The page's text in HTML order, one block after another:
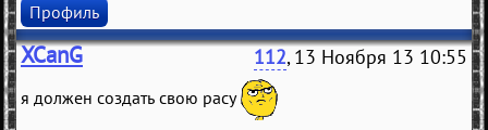
Профиль
XCanG 112, 13 Ноября 13 10:55
я должен создать свою расу